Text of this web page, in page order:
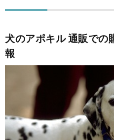
犬のアポキル 通販での
報